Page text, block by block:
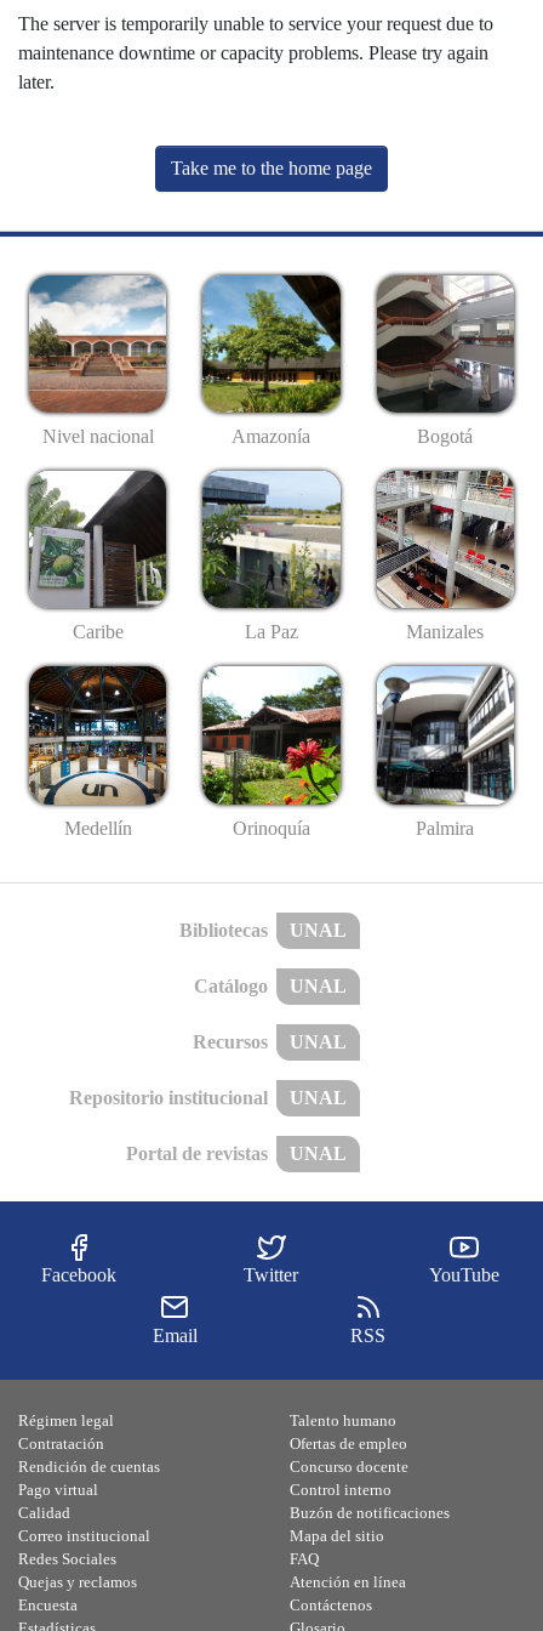
The server is temporarily unable to service your request due to
maintenance downtime or capacity problems. Please try again
later.
Take me to the home page
Nivel nacional Amazonía Bogotá
Caribe La Paz Manizales
Medellín Orinoquía Palmira
Bibliotecas UNAL
Catálogo UNAL
Recursos UNAL
Repositorio institucional UNAL
Portal de revistas UNAL
Facebook Twitter YouTube
Email RSS
Régimen legal
Contratación
Rendición de cuentas
Pago virtual
Calidad
Talento humano
Ofertas de empleo
Concurso docente
Control interno
Buzón de notificaciones
Correo institucional
Redes Sociales
Quejas y reclamos
Encuesta
Mapa del sitio
FAQ
Atención en línea
Contáctenos